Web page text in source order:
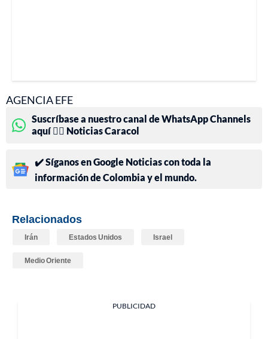
AGENCIA EFE
Suscríbase a nuestro canal de WhatsApp Channels
aquí 👉🏻 Noticias Caracol
✔️ Síganos en Google Noticias con toda la
información de Colombia y el mundo.
Relacionados
Irán Estados Unidos Israel
Medio Oriente
PUBLICIDAD